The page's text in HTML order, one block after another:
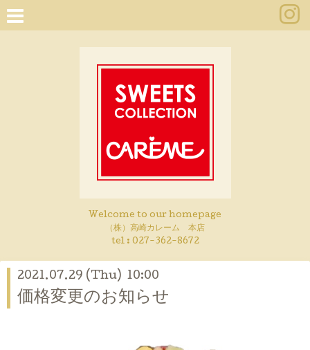
Welcome to our homepage
（株）高崎カレーム 本店
tel : 027-362-8672
2021.07.29 (Thu) 10:00
価格変更のお知らせ